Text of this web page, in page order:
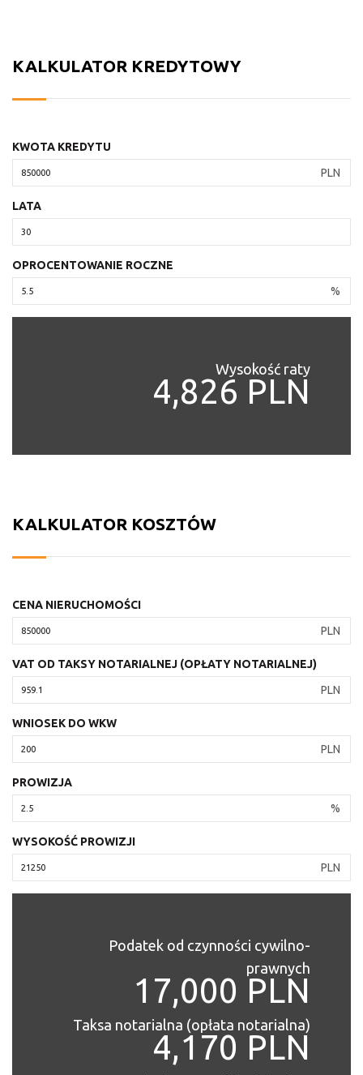
KALKULATOR KREDYTOWY
KWOTA KREDYTU
PLN
LATA
OPROCENTOWANIE ROCZNE
%
Wysokość raty
4,826 PLN
KALKULATOR KOSZTÓW
CENA NIERUCHOMOŚCI
PLN
VAT OD TAKSY NOTARIALNEJ (OPŁATY NOTARIALNEJ)
PLN
WNIOSEK DO WKW
PLN
PROWIZJA
%
WYSOKOŚĆ PROWIZJI
PLN
Podatek od czynności cywilno-
prawnych
17,000 PLN
Taksa notarialna (opłata notarialna)
4,170 PLN